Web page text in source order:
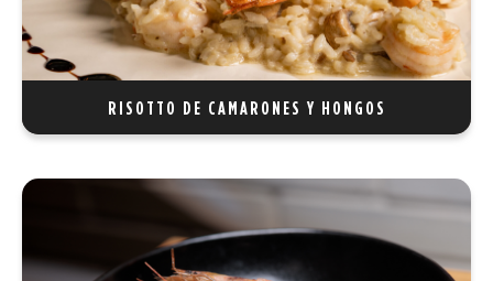
RISOTTO DE CAMARONES Y HONGOS
REF 30
RISOTTO DE POLLO Y MARISCOS